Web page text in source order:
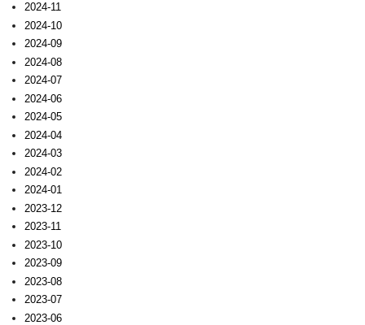
2024-11
2024-10
2024-09
2024-08
2024-07
2024-06
2024-05
2024-04
2024-03
2024-02
2024-01
2023-12
2023-11
2023-10
2023-09
2023-08
2023-07
2023-06